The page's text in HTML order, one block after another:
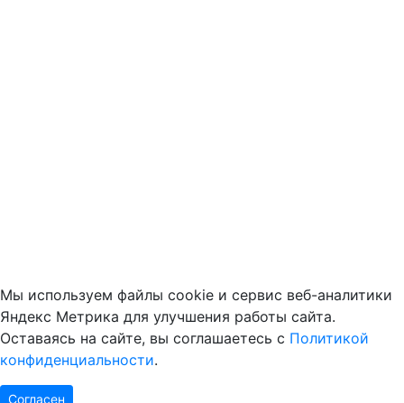
Мы используем файлы cookie и сервис веб-аналитики
Яндекс Метрика для улучшения работы сайта.
Оставаясь на сайте, вы соглашаетесь с Политикой
конфиденциальности.
Согласен